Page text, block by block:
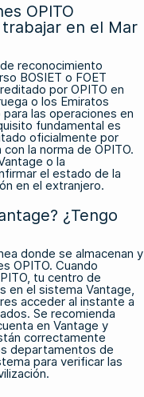
OPITO
en el Mar
reconocimiento
BOSIET o FOET
por OPITO en
o los Emiratos
las operaciones en
fundamental es
oficialmente por
la norma de OPITO.
o la
el estado de la
en el extranjero.
¿Tengo
donde se almacenan y
OPITO. Cuando
tu centro de
el sistema Vantage,
acceder al instante a
Se recomienda
en Vantage y
correctamente
departamentos de
para verificar las